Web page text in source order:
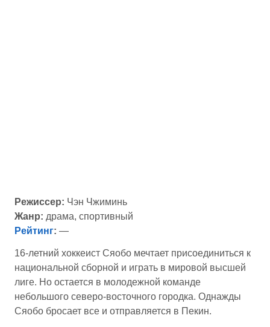
Режиссер: Чэн Чжиминь
Жанр: драма, спортивный
Рейтинг: —
16-летний хоккеист Сяобо мечтает присоединиться к
национальной сборной и играть в мировой высшей
лиге. Но остается в молодежной команде
небольшого северо-восточного городка. Однажды
Сяобо бросает все и отправляется в Пекин.